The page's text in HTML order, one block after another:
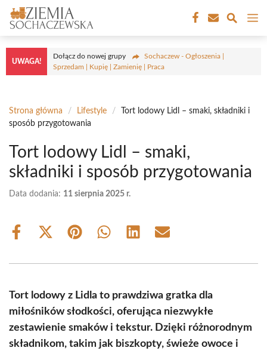
Przejdź
do
treści
UWAGA!
Dołącz do nowej grupy
Sochaczew - Ogłoszenia |
Sprzedam | Kupię | Zamienię | Praca
Strona główna / Lifestyle /
Tort lodowy Lidl – smaki, składniki i
sposób przygotowania
Tort lodowy Lidl – smaki,
składniki i sposób przygotowania
Data dodania: 11 sierpnia 2025 r.
Share
Share
(Twitter)
Share Share Share Share
Tort lodowy z Lidla to prawdziwa gratka dla
miłośników słodkości, oferująca niezwykłe
zestawienie smaków i tekstur. Dzięki różnorodnym
składnikom, takim jak biszkopty, świeże owoce i